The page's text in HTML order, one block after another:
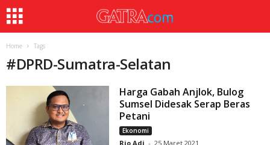
Home Tags
#DPRD-Sumatra-Selatan
Harga Gabah Anjlok, Bulog
Sumsel Didesak Serap Beras
Petani
Ekonomi
Rio Adi - 25 Maret 2021